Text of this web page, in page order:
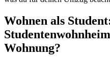
Wohnen als
Wohnung?